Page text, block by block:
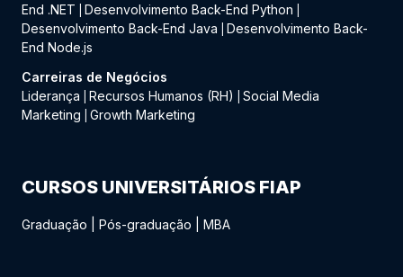
End .NET
Desenvolvimento Back-End Python
Desenvolvimento Back-End Java
Desenvolvimento Back-
End Node.js
Carreiras de Negócios
Liderança
Recursos Humanos (RH)
Social Media
Marketing
Growth Marketing
CURSOS UNIVERSITÁRIOS FIAP
Graduação Pós-graduação MBA